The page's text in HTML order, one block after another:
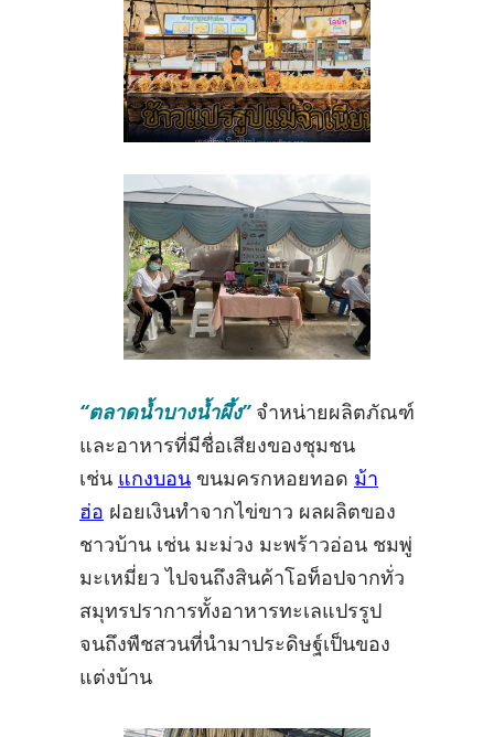
“ตลาดน้ำบางน้ำผึ้ง”จำหน่ายผลิตภัณฑ์
และอาหารที่มีชื่อเสียงของชุมชน
เช่น แกงบอน ขนมครกหอยทอด ม้า
ฮ่อ ฝอยเงินทำจากไข่ขาว ผลผลิตของ
ชาวบ้าน เช่น มะม่วง มะพร้าวอ่อน ชมพู่
มะเหมี่ยว ไปจนถึงสินค้าโอท็อปจากทั่ว
สมุทรปราการทั้งอาหารทะเลแปรรูป
จนถึงพืชสวนที่นำมาประดิษฐ์เป็นของ
แต่งบ้าน